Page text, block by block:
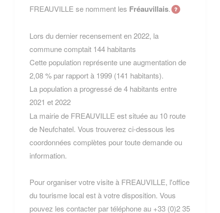
FREAUVILLE se nomment les Fréauvillais.
Lors du dernier recensement en 2022, la
commune comptait 144 habitants
Cette population représente une augmentation de
2,08 % par rapport à 1999 (141 habitants).
La population a progressé de 4 habitants entre
2021 et 2022
La mairie de FREAUVILLE est située au 10 route
de Neufchatel. Vous trouverez ci-dessous les
coordonnées complètes pour toute demande ou
information.
Pour organiser votre visite à FREAUVILLE, l'office
du tourisme local est à votre disposition. Vous
pouvez les contacter par téléphone au +33 (0)2 35